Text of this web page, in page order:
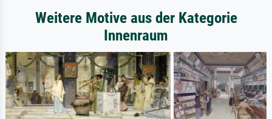
Weitere Motive aus der Kategorie
Innenraum